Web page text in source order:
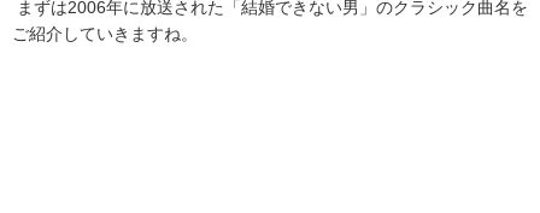
まずは2006年に放送された「結婚できない男」のクラシック曲名を
ご紹介していきますね。